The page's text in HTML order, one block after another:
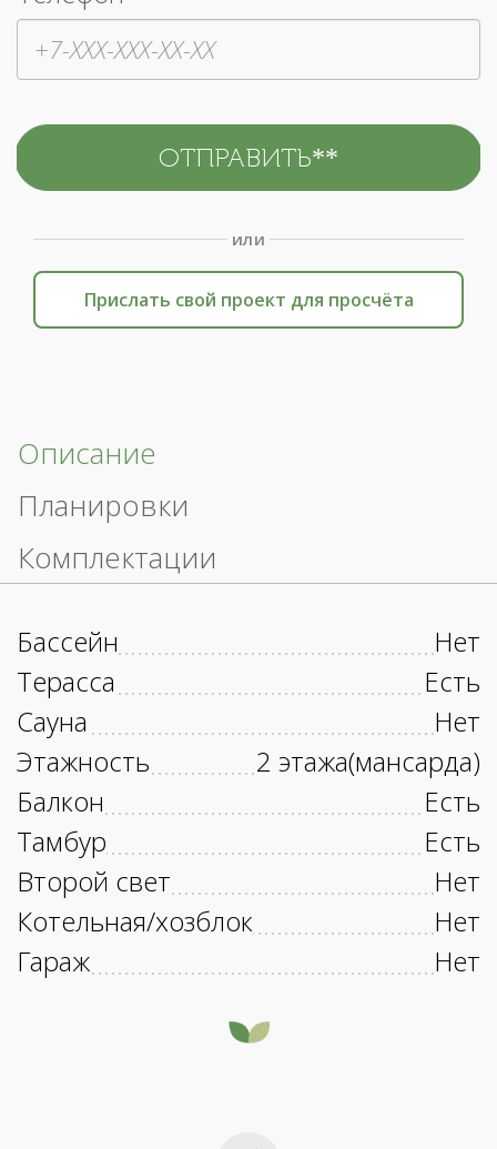
или
Прислать свой проект для просчёта
Описание
Планировки
Комплектации
Бассейн
Нет
Терасса
Есть
Сауна
Нет
Этажность
2 этажа(мансарда)
Балкон
Есть
Тамбур
Есть
Второй свет
Нет
Котельная/хозблок
Нет
Гараж
Нет